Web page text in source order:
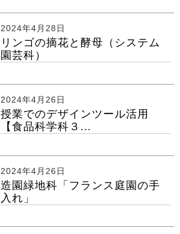
2024年4月28日
リンゴの摘花と酵母（システム
園芸科）
2024年4月26日
授業でのデザインツール活用
【食品科学科３...
2024年4月26日
造園緑地科「フランス庭園の手
入れ」